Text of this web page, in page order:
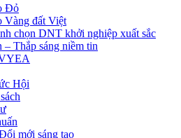
Đỏ
Vàng đất Việt
chọn DNT khởi nghiệp xuất sắc
Thắp sáng niềm tin
Hội
mới sáng tạo